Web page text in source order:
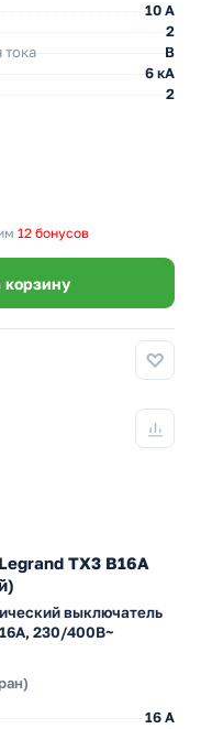
10 A
2
тока
B
6 кА
2
12 бонусов
корзину
TX3 B16A
выключатель
230/400В~
16 A